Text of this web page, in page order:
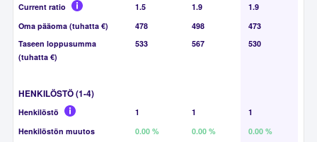
Current ratio
1.5 1.9
1.9
Oma pääoma (tuhatta €)
478 498
473
Taseen loppusumma
(tuhatta €)
533 567 530
HENKILÖSTÖ (1-4)
Henkilöstö 1 1
1
Henkilöstön muutos
0.00 % 0.00 %
0.00 %